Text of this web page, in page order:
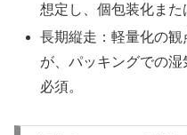
想定し、個包装化また
長期縦走：軽量化の
が、パッキングでの
必須。